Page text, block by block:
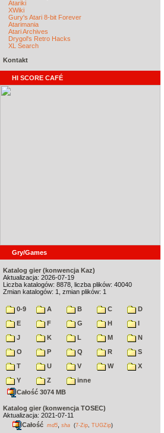
Atariki
XWiki
Gury's Atari 8-bit Forever
Atarimania
Atari Archives
Drygol's Retro Hacks
XL Search
Kontakt
HI SCORE CAFÉ
Gry/Games
Katalog gier (konwencja Kaz)
Aktualizacja: 2026-07-19
Liczba katalogów: 8878, liczba plików: 40040
Zmian katalogów: 1, zmian plików: 1
0-9 A B C
D
E
F G H
I
J
K L M
N
O
P Q R
S
T
U V W
X
Y
Z
inne
Całość 3074 MB
Katalog gier (konwencja TOSEC)
Aktualizacja: 2021-07-11
Całość md5 sha (7-Zip TUGZip)